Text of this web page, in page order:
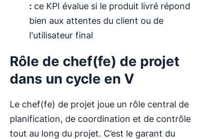
: ce KPI évalue si le produit livré répond
bien aux attentes du client ou de
l'utilisateur final
Rôle de chef(fe) de projet
dans un cycle en V
Le chef(fe) de projet joue un rôle central de
planification, de coordination et de contrôle
tout au long du projet. C’est le garant du